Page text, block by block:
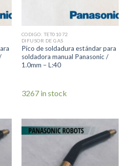
CODIGO: TET01072
DIFUSOR DE GAS
Pico de soldadura estándar para
soldadora manual Panasonic /
1.0mm – L:40
3267 in stock